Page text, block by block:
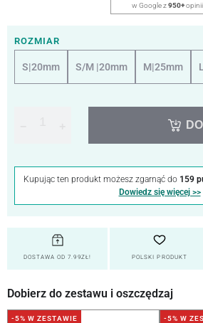
w Google z950+opinii
ROZMIAR
S|20mm S/M |20mm M|25mm
Kupując ten produkt możesz zgarnąć do 159
Dowiedz się więcej >>
DOSTAWA OD 7.99ZŁ! POLSKI PRODUKT
Dobierz do zestawu i oszczędzaj
-5% W ZESTAWIE -5% W